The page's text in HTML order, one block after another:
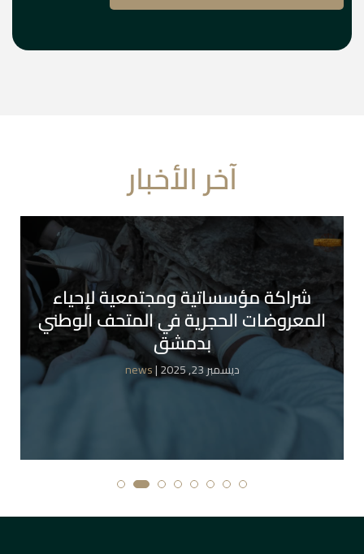
آخر الأخبار
شراكة مؤسساتية ومجتمعية لإحياء
المعروضات الحجرية في المتحف الوطني
بدمشق
news | ديسمبر 23, 2025